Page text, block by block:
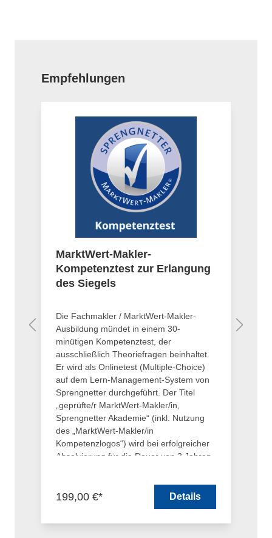
Produktgalerie überspringen
Empfehlungen
MarktWert-Makler-
Kompetenztest zur Erlangung
des Siegels
Die Fachmakler / MarktWert-Makler-
Ausbildung mündet in einem 30-
minütigen Kompetenztest, der
ausschließlich Theoriefragen beinhaltet.
Er wird als Onlinetest (Multiple-Choice)
auf dem Lern-Management-System von
Sprengnetter durchgeführt. Der Titel
„geprüfte/r MarktWert-Makler/in,
Sprengnetter Akademie“ (inkl. Nutzung
des „MarktWert-Makler/in
Kompetenzlogos“) wird bei erfolgreicher
Absolvierung für die Dauer von 3 Jahren
199,00 €* Details